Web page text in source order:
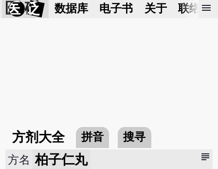
医 砭 数据库 电子书 关于 联络我
menu
方剂大全 拼音 搜寻
subject
方名 柏子仁丸